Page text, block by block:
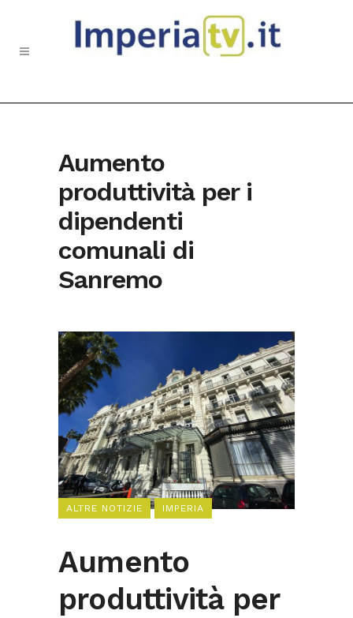
Aumento
produttività per i
dipendenti
comunali di
Sanremo
ALTRE NOTIZIE IMPERIA
Aumento
produttività per